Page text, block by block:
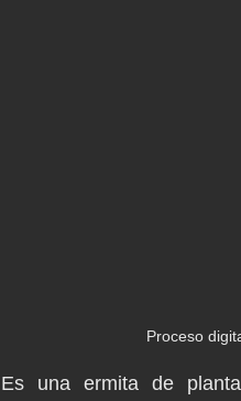
Proceso
Es una ermita de